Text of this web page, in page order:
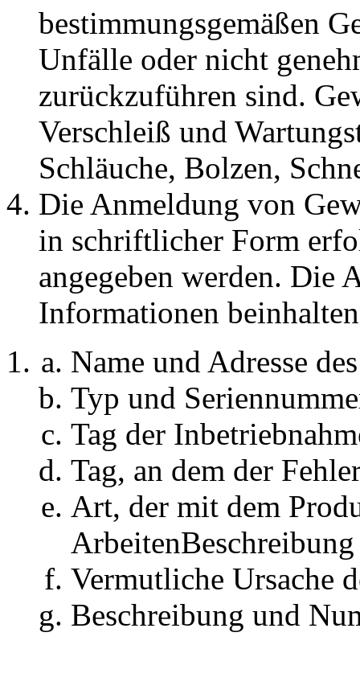
bestimmungsgemäßen
Unfälle oder nicht
zurückzuführen sind.
Verschleiß und
Schläuche, Bolzen,
Die Anmeldung von
in schriftlicher Form
angegeben werden. Die
Informationen
Name und Adresse
Typ und
Tag der
Tag, an dem der
Art, der mit dem
ArbeitenBeschreibung
Vermutliche Ursache
Beschreibung und